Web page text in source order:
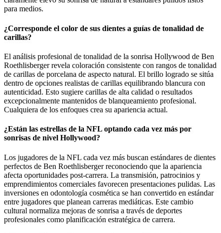
para medios.
¿Corresponde el color de sus dientes a guías de tonalidad de
carillas?
El análisis profesional de tonalidad de la sonrisa Hollywood de Ben
Roethlisberger revela coloración consistente con rangos de tonalidad
de carillas de porcelana de aspecto natural. El brillo logrado se sitúa
dentro de opciones realistas de carillas equilibrando blancura con
autenticidad. Esto sugiere carillas de alta calidad o resultados
excepcionalmente mantenidos de blanqueamiento profesional.
Cualquiera de los enfoques crea su apariencia actual.
¿Están las estrellas de la NFL optando cada vez más por
sonrisas de nivel Hollywood?
Los jugadores de la NFL cada vez más buscan estándares de dientes
perfectos de Ben Roethlisberger reconociendo que la apariencia
afecta oportunidades post-carrera. La transmisión, patrocinios y
emprendimientos comerciales favorecen presentaciones pulidas. Las
inversiones en odontología cosmética se han convertido en estándar
entre jugadores que planean carreras mediáticas. Este cambio
cultural normaliza mejoras de sonrisa a través de deportes
profesionales como planificación estratégica de carrera.